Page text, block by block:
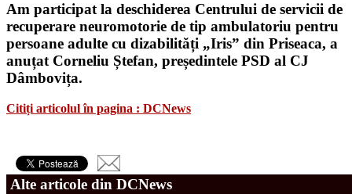
Am participat la deschiderea Centrului de servicii de
recuperare neuromotorie de tip ambulatoriu pentru
persoane adulte cu dizabilități „Iris” din Priseaca, a
anuțat Corneliu Ștefan, președintele PSD al CJ
Dâmbovița.
Citiți articolul în pagina : DCNews
Alte articole din DCNews